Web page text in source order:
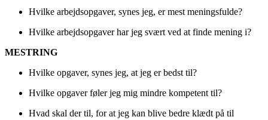
Hvilke arbejdsopgaver, synes jeg, er mest meningsfulde?
Hvilke arbejdsopgaver har jeg svært ved at finde mening i?
MESTRING
Hvilke opgaver, synes jeg, at jeg er bedst til?
Hvilke opgaver føler jeg mig mindre kompetent til?
Hvad skal der til, for at jeg kan blive bedre klædt på til